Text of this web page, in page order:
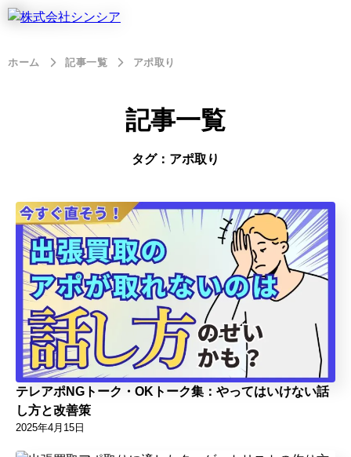
ホーム 記事一覧 アポ取り
記事一覧
タグ：アポ取り
テレアポNGトーク・OKトーク集：やってはいけない話
し方と改善策
2025年4月15日